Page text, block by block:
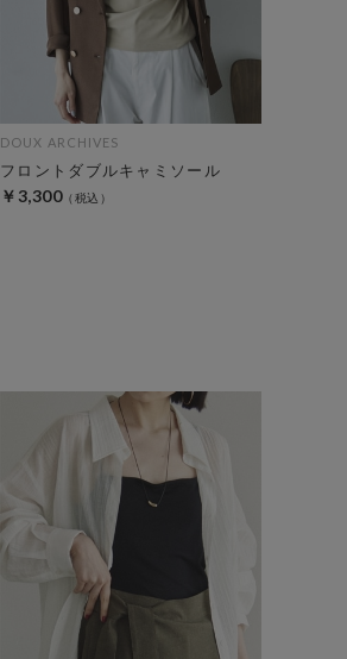
DOUX ARCHIVES
フロントダブルキャミソール
￥3,300